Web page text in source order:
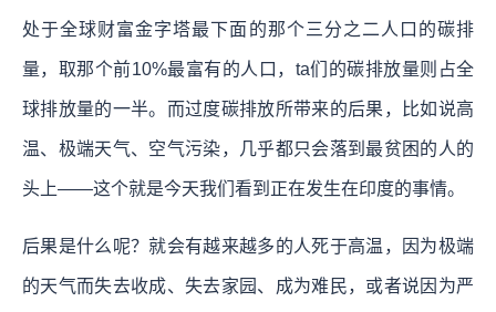
处于全球财富金字塔最下面的那个三分之二人口的碳排
量，取那个前10%最富有的人口，ta们的碳排放量则占全
球排放量的一半。而过度碳排放所带来的后果，比如说高
温、极端天气、空气污染，几乎都只会落到最贫困的人的
头上——这个就是今天我们看到正在发生在印度的事情。
后果是什么呢？就会有越来越多的人死于高温，因为极端
的天气而失去收成、失去家园、成为难民，或者说因为严